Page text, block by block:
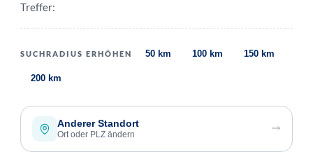
Treffer:
SUCHRADIUS ERHÖHEN 50 km 100 km 150 km
200 km
Anderer Standort
Ort oder PLZ ändern